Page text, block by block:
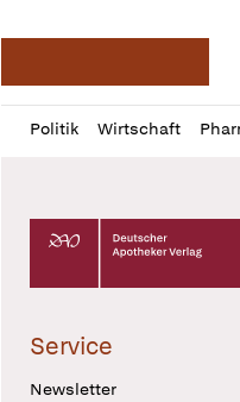
Politik Wirtschaft
Profil
öffnen
Daz
Pur
Deutscher Apotheker
Service
Newsletter